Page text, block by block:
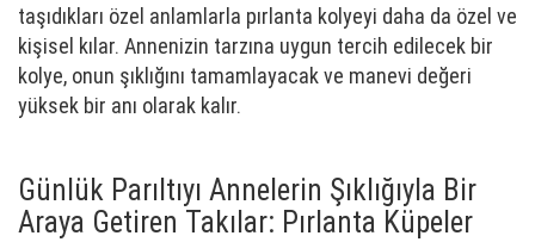
taşıdıkları özel anlamlarla pırlanta kolyeyi daha da özel ve
kişisel kılar. Annenizin tarzına uygun tercih edilecek bir
kolye, onun şıklığını tamamlayacak ve manevi değeri
yüksek bir anı olarak kalır.
Günlük Parıltıyı Annelerin Şıklığıyla Bir
Araya Getiren Takılar: Pırlanta Küpeler